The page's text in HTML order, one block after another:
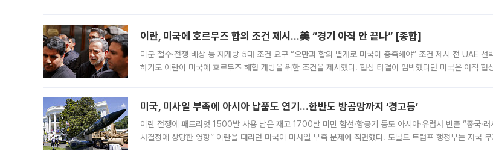
이란, 미국에 호르무즈 합의 조건 제시…美 “경기 아직 안 끝나” [종합]
미군 철수·전쟁 배상 등 재개방 5대 조건 요구 “오만과 합의 별개로 미국이 충족해야” 조건 제시 전 UAE 선
하기도 이란이 미국에 호르무즈 해협 개방을 위한 조건을 제시했다. 협상 타결이 임박했다던 미국은 아직 협
미국, 미사일 부족에 아시아 납품도 연기…한반도 방공망까지 ‘경고등’
이란 전쟁에 패트리엇 1500발 사용 남은 재고 1700발 미만 함선·항공기 등도 아시아·유럽서 반출 “중국·러
사결정에 상당한 영향” 이란을 때리던 미국이 미사일 부족 문제에 직면했다. 도널드 트럼프 행정부는 자국 무